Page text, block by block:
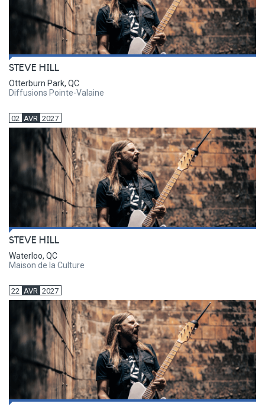
STEVE HILL
Otterburn Park, QC
Diffusions Pointe-Valaine
02 AVR 2027
STEVE HILL
Waterloo, QC
Maison de la Culture
22 AVR 2027